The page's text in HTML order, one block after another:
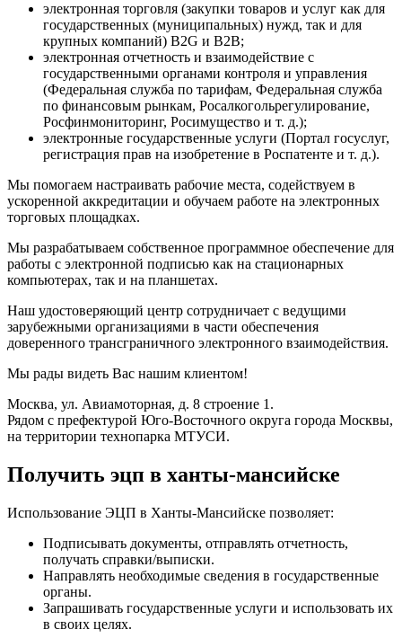
электронная торговля (закупки товаров и услуг как для
государственных (муниципальных) нужд, так и для
крупных компаний) B2G и B2B;
электронная отчетность и взаимодействие с
государственными органами контроля и управления
(Федеральная служба по тарифам, Федеральная служба
по финансовым рынкам, Росалкогольрегулирование,
Росфинмониторинг, Росимущество и т. д.);
электронные государственные услуги (Портал госуслуг,
регистрация прав на изобретение в Роспатенте и т. д.).
Мы помогаем настраивать рабочие места, содействуем в
ускоренной аккредитации и обучаем работе на электронных
торговых площадках.
Мы разрабатываем собственное программное обеспечение для
работы с электронной подписью как на стационарных
компьютерах, так и на планшетах.
Наш удостоверяющий центр сотрудничает с ведущими
зарубежными организациями в части обеспечения
доверенного трансграничного электронного взаимодействия.
Мы рады видеть Вас нашим клиентом!
Москва, ул. Авиамоторная, д. 8 строение 1.
Рядом с префектурой Юго-Восточного округа города Москвы,
на территории технопарка МТУСИ.
Получить эцп в ханты-мансийске
Использование ЭЦП в Ханты-Мансийске позволяет:
Подписывать документы, отправлять отчетность,
получать справки/выписки.
Направлять необходимые сведения в государственные
органы.
Запрашивать государственные услуги и использовать их
в своих целях.